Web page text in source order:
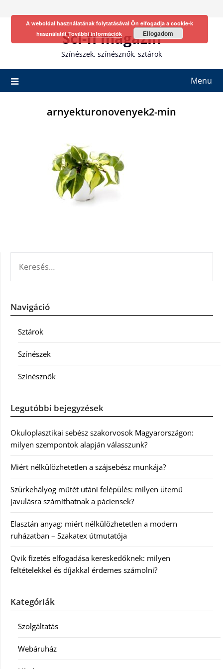
Sci-fi magazin
Színészek, színésznők, sztárok
Menu
arnyekturonovenyek2-min
Navigáció
Sztárok
Színészek
Színésznők
Legutóbbi bejegyzések
Okuloplasztikai sebész szakorvosok Magyarországon:
milyen szempontok alapján válasszunk?
Miért nélkülözhetetlen a szájsebész munkája?
Szürkehályog műtét utáni felépülés: milyen ütemű
javulásra számíthatnak a páciensek?
Elasztán anyag: miért nélkülözhetetlen a modern
ruházatban – Szakatex útmutatója
Qvik fizetés elfogadása kereskedőknek: milyen
feltételekkel és díjakkal érdemes számolni?
Kategóriák
Szolgáltatás
Webáruház
A weboldal használatának folytatásával Ön elfogadja a cookie-k
használatátTovábbi információk Elfogadom